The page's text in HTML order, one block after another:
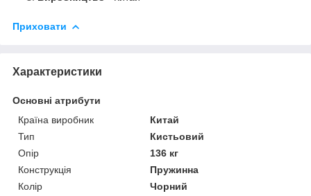
Приховати
Характеристики
Основні атрибути
Країна виробник
Китай
Тип
Кистьовий
Опір
136 кг
Конструкція
Пружинна
Колір
Чорний